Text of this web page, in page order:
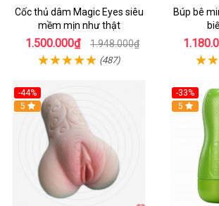
Cốc thủ dâm Magic Eyes siêu
mềm mịn như thật
1.500.000₫ 1.948.000₫
(487)
Búp bê
-44%
5
-33%
Hot
5